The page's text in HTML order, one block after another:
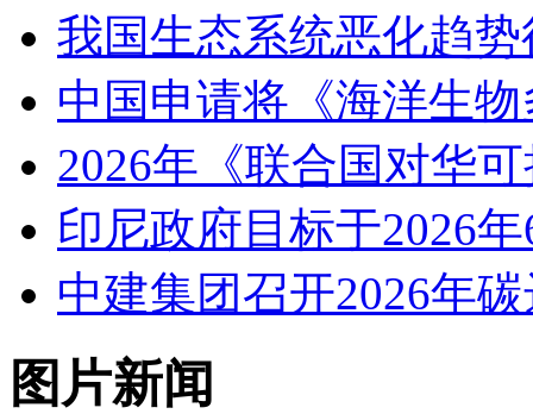
我国生态系统恶化趋
中国申请将《海洋生
2026年《联合国对华
印尼政府目标于2026
中建集团召开2026年
图片新闻